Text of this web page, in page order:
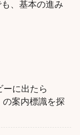
、基本の進み
に出たら
の案内標識を探